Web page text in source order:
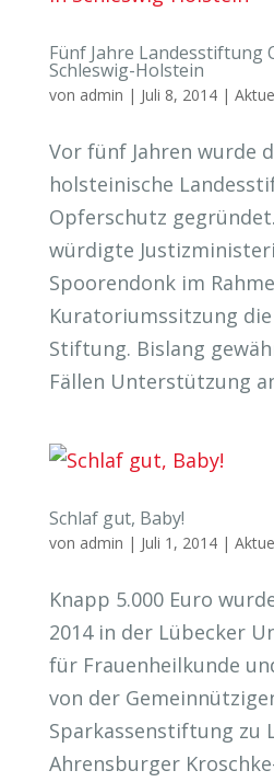
Fünf Jahre Landesstiftung
Schleswig-Holstein
von admin | Juli 8, 2014|
Vor fünf Jahren wurde
holsteinische
Opferschutz
würdigte
Spoorendonk im
Kuratoriumssitzung
Stiftung. Bislang
Fällen Unterstützung
Schlaf gut, Baby!
von admin | Juli 1, 2014|
Knapp 5.000 Euro
2014 in der Lübecker
für Frauenheilkunde
von der
Sparkassenstiftung zu
Ahrensburger